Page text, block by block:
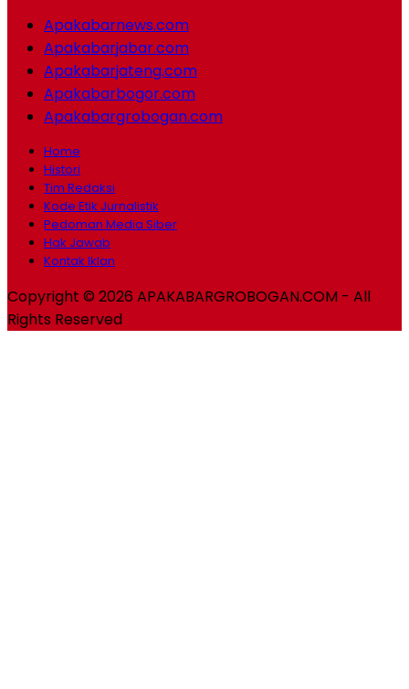
Apakabarnews.com
Apakabarjabar.com
Apakabarjateng.com
Apakabarbogor.com
Apakabargrobogan.com
Home
Histori
Tim Redaksi
Kode Etik Jurnalistik
Pedoman Media Siber
Hak Jawab
Kontak Iklan
Copyright © 2026 APAKABARGROBOGAN.COM - All
Rights Reserved